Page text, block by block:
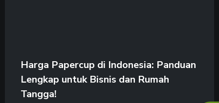
Harga Papercup di Indonesia: Panduan
Lengkap untuk Bisnis dan Rumah
Tangga!